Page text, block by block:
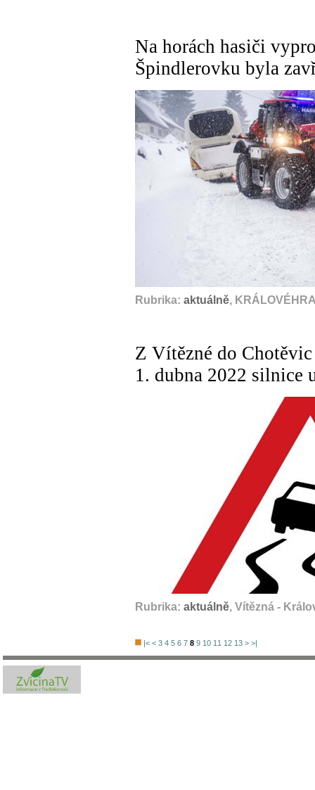
Na horách hasiči
Špindlerovku byla
Rubrika: aktuálně,
Z Vítězné do
1. dubna 2022 silnice
Rubrika: aktuálně, Vítězná -
|< < 3 4 5 6 7 8 9 10 11 12 13 > >|